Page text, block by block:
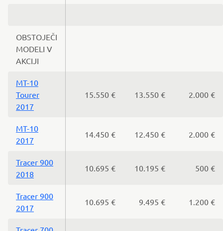
OBSTOJEČI
MODELI V
AKCIJI
MT-10
Tourer
2017
15.550 € 13.550 € 2.000 €
MT-10
2017
14.450 € 12.450 € 2.000 €
Tracer 900
2018
10.695 € 10.195 € 500 €
Tracer 900
2017
10.695 € 9.495 € 1.200 €